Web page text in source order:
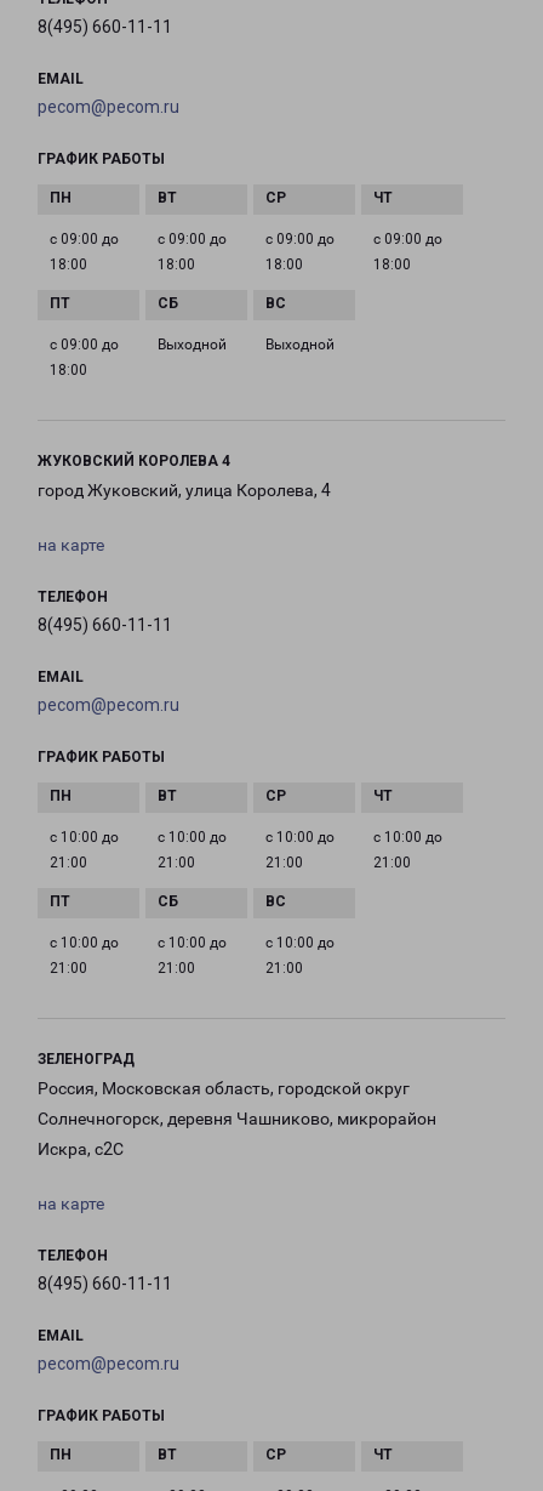
8(495) 660-11-11
EMAIL
pecom@pecom.ru
ГРАФИК РАБОТЫ
с 09:00 до
18:00
с 09:00 до
18:00
с 09:00 до
18:00
с 09:00 до
18:00
с 09:00 до
18:00
Выходной Выходной
ЖУКОВСКИЙ КОРОЛЕВА 4
город Жуковский, улица Королева, 4
на карте
ТЕЛЕФОН
8(495) 660-11-11
EMAIL
pecom@pecom.ru
ГРАФИК РАБОТЫ
с 10:00 до
21:00
с 10:00 до
21:00
с 10:00 до
21:00
с 10:00 до
21:00
с 10:00 до
21:00
с 10:00 до
21:00
с 10:00 до
21:00
ЗЕЛЕНОГРАД
Россия, Московская область, городской округ
Солнечногорск, деревня Чашниково, микрорайон
Искра, с2С
на карте
ТЕЛЕФОН
8(495) 660-11-11
EMAIL
pecom@pecom.ru
ГРАФИК РАБОТЫ